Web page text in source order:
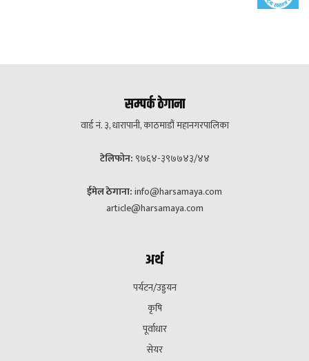
सम्पर्क ठेगाना
वार्ड नं. ३, धारापानी, काठमाडौं महानगरपालिका
टेलिफोन: ९७६४-३९७७४३/४४
ईमेल ठेगाना:info@harsamaya.com
article@harsamaya.com
अर्थ
पर्यटन/उड्डयन
कृषि
पूर्वाधार
सेयर